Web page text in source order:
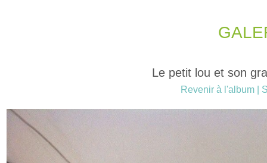
Le petit lou et son
Revenir à l'album